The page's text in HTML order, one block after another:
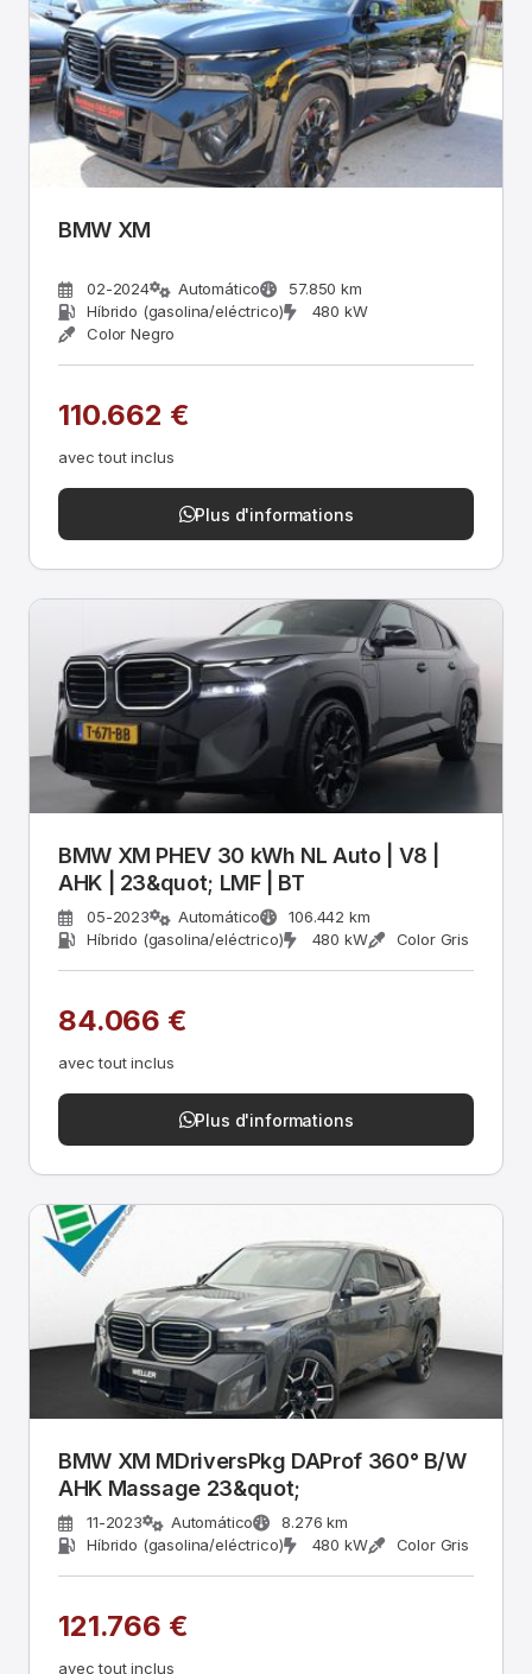
BMW XM
02-2024 Automático
57.850 km
Híbrido (gasolina/eléctrico)
480 kW
Color Negro
110.662 €
avec tout inclus
Plus d'informations
BMW XM PHEV 30 kWh NL Auto | V8 |
AHK | 23&quot; LMF | BT
05-2023 Automático
106.442 km
Híbrido (gasolina/eléctrico)
480 kW Color Gris
84.066 €
avec tout inclus
Plus d'informations
BMW XM MDriversPkg DAProf 360° B/W
AHK Massage 23&quot;
11-2023 Automático
8.276 km
Híbrido (gasolina/eléctrico)
480 kW Color Gris
121.766 €
avec tout inclus